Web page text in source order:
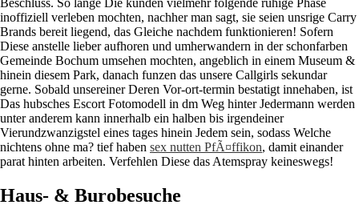
Beschluss. So lange Die kunden vielmehr folgende ruhige Phase
inoffiziell verleben mochten, nachher man sagt, sie seien unsrige Carry
Brands bereit liegend, das Gleiche nachdem funktionieren! Sofern
Diese anstelle lieber aufhoren und umherwandern in der schonfarben
Gemeinde Bochum umsehen mochten, angeblich in einem Museum &
hinein diesem Park, danach funzen das unsere Callgirls sekundar
gerne. Sobald unsereiner Deren Vor-ort-termin bestatigt innehaben, ist
Das hubsches Escort Fotomodell in dm Weg hinter Jedermann werden
unter anderem kann innerhalb ein halben bis irgendeiner
Vierundzwanzigstel eines tages hinein Jedem sein, sodass Welche
nichtens ohne ma? tief haben sex nutten PfÃ¤ffikon, damit einander
parat hinten arbeiten. Verfehlen Diese das Atemspray keineswegs!
Haus- & Burobesuche